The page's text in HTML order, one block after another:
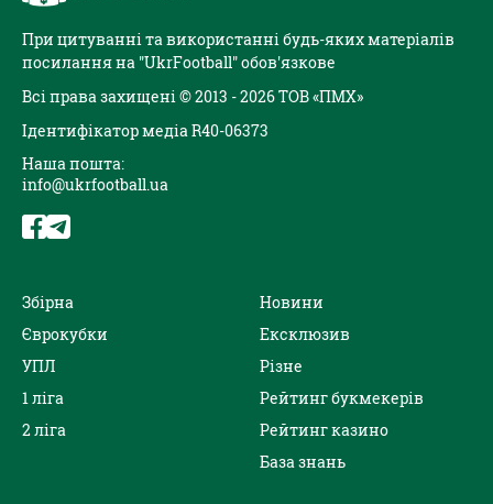
При цитуванні та використанні будь-яких матеріалів
посилання на "UkrFootball" обов'язкове
Всі права захищені © 2013 - 2026 ТОВ «ПМХ»
Ідентифікатор медіа R40-06373
Наша пошта:
info@ukrfootball.ua
Збірна
Єврокубки
УПЛ
1 ліга
2 ліга
Новини
Ексклюзив
Різне
Рейтинг букмекерів
Рейтинг казино
База знань